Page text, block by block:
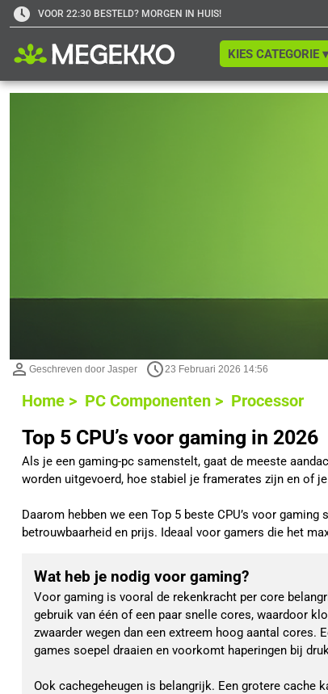
VOOR 22:30 BESTELD? MORGEN IN HUIS!
KIES CATEGORIE ▾
Geschreven door Jasper 23 Februari 2026 14:56
Home > PC Componenten > Processor
Top 5 CPU’s voor gaming in 2026
Als je een gaming-pc samenstelt, gaat de meeste
worden uitgevoerd, hoe stabiel je framerates zijn en of
Daarom hebben we een Top 5 beste CPU’s voor
betrouwbaarheid en prijs. Ideaal voor gamers die het
Wat heb je nodig voor gaming?
Voor gaming is vooral de rekenkracht per core
gebruik van één of een paar snelle cores, waardoor
zwaarder wegen dan een extreem hoog aantal cores.
games soepel draaien en voorkomt haperingen bij
Ook cachegeheugen is belangrijk. Een grotere cache